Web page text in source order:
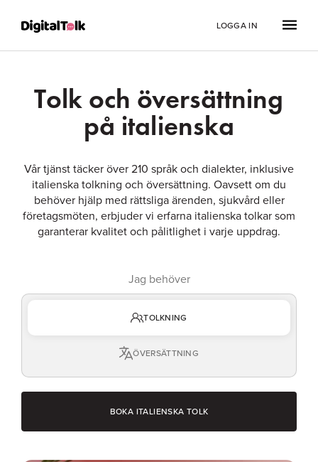
LOGGA IN
Tolk och översättning
på italienska
Vår tjänst täcker över 210 språk och dialekter, inklusive
italienska tolkning och översättning. Oavsett om du
behöver hjälp med rättsliga ärenden, sjukvård eller
företagsmöten, erbjuder vi erfarna italienska tolkar som
garanterar kvalitet och pålitlighet i varje uppdrag.
Jag behöver
TOLKNING
ÖVERSÄTTNING
BOKA ITALIENSKA TOLK